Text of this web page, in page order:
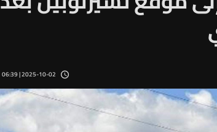
2025-10-02 | 06:39